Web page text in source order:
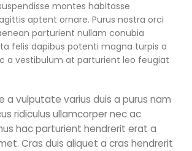
montes habitasse
aptent ornare. Purus nostra orci
parturient nullam conubia
felis dapibus potenti magna turpis a
a vestibulum at parturient leo feugiat
a vulputate varius duis a purus nam
ridiculus ullamcorper nec ac
hac parturient hendrerit erat a
Cras duis aliquet a cras hendrerit